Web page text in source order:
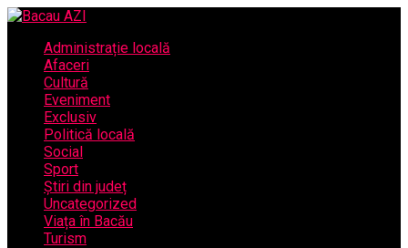
Administrație locală
Afaceri
Cultură
Eveniment
Exclusiv
Politică locală
Social
Sport
Știri din județ
Uncategorized
Viața în Bacău
Turism